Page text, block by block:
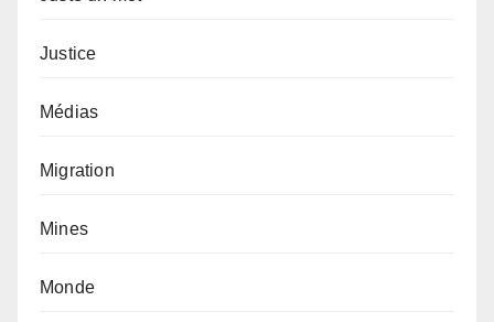
Justice
Médias
Migration
Mines
Monde